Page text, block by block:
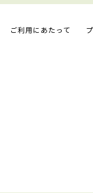
ご利用にあたって